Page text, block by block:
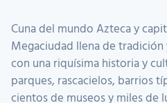
Cuna del mundo Azteca y
Megaciudad llena de
con una riquísima historia y
parques, rascacielos, barrios
cientos de museos y miles de